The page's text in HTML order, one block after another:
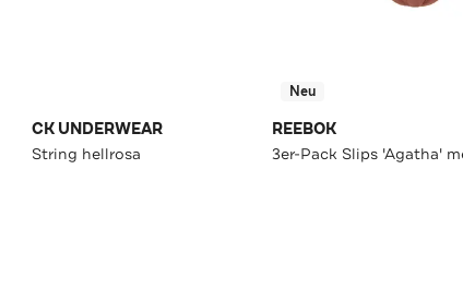
CK UNDERWEAR
String hellrosa
Neu
REEBOK